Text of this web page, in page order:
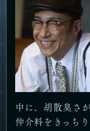
中に、胡散臭さ
仲介料をきっち